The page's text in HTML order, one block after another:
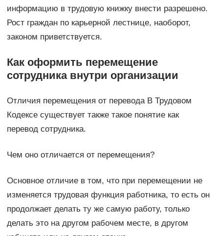
информацию в трудовую книжку внести разрешено.
Рост граждан по карьерной лестнице, наоборот,
законом приветствуется.
Как оформить перемещение
сотрудника внутри организации
Отличия перемещения от перевода В Трудовом
Кодексе существует также такое понятие как
перевод сотрудника.
Чем оно отличается от перемещения?
Основное отличие в том, что при перемещении не
изменяется трудовая функция работника, то есть он
продолжает делать ту же самую работу, только
делать это на другом рабочем месте, в другом